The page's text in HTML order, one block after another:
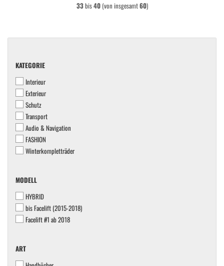
33bis40(von insgesamt60)
KATEGORIE
KATEGORIE
Interieur
Exterieur
Schutz
Transport
Audio & Navigation
FASHION
Winterkompletträder
MODELL
MODELL
HYBRID
bis Facelift (2015-2018)
Facelift #1 ab 2018
ART
ART